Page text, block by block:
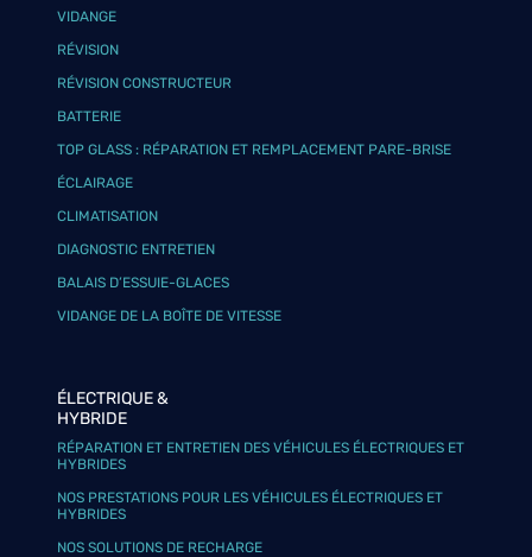
VIDANGE
RÉVISION
RÉVISION CONSTRUCTEUR
BATTERIE
TOP GLASS : RÉPARATION ET REMPLACEMENT PARE-BRISE
ÉCLAIRAGE
CLIMATISATION
DIAGNOSTIC ENTRETIEN
BALAIS D’ESSUIE-GLACES
VIDANGE DE LA BOÎTE DE VITESSE
ÉLECTRIQUE &
HYBRIDE
RÉPARATION ET ENTRETIEN DES VÉHICULES ÉLECTRIQUES ET
HYBRIDES
NOS PRESTATIONS POUR LES VÉHICULES ÉLECTRIQUES ET
HYBRIDES
NOS SOLUTIONS DE RECHARGE